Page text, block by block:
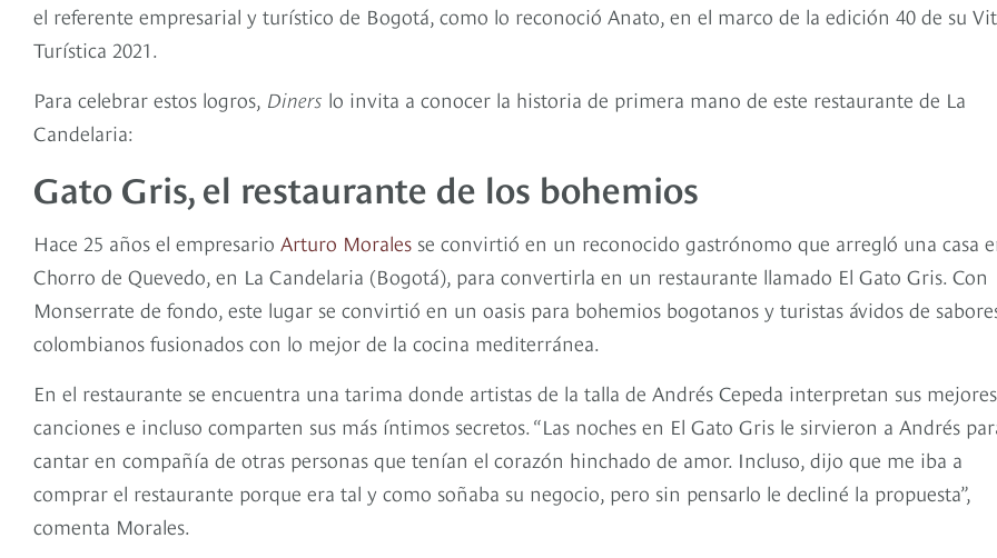
el referente empresarial y turístico de Bogotá, como lo reconoció Anato, en el marco de la edición 40 de su
Turística 2021.
Para celebrar estos logros, Diners lo invita a conocer la historia de primera mano de este restaurante de La
Candelaria:
Gato Gris, el restaurante de los bohemios
Hace 25 años el empresario Arturo Morales se convirtió en un reconocido gastrónomo que arregló una casa
Chorro de Quevedo, en La Candelaria (Bogotá), para convertirla en un restaurante llamado El Gato Gris. Con
Monserrate de fondo, este lugar se convirtió en un oasis para bohemios bogotanos y turistas ávidos de
colombianos fusionados con lo mejor de la cocina mediterránea.
En el restaurante se encuentra una tarima donde artistas de la talla de Andrés Cepeda interpretan sus mejores
canciones e incluso comparten sus más íntimos secretos. “Las noches en El Gato Gris le sirvieron a Andrés
cantar en compañía de otras personas que tenían el corazón hinchado de amor. Incluso, dijo que me iba a
comprar el restaurante porque era tal y como soñaba su negocio, pero sin pensarlo le decliné la propuesta”,
comenta Morales.